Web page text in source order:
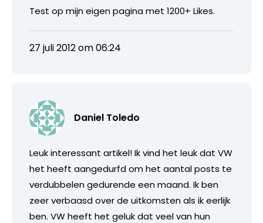
Test op mijn eigen pagina met 1200+ Likes.
27 juli 2012 om 06:24
Daniel Toledo
Leuk interessant artikel! Ik vind het leuk dat VW
het heeft aangedurfd om het aantal posts te
verdubbelen gedurende een maand. Ik ben
zeer verbaasd over de uitkomsten als ik eerlijk
ben. VW heeft het geluk dat veel van hun